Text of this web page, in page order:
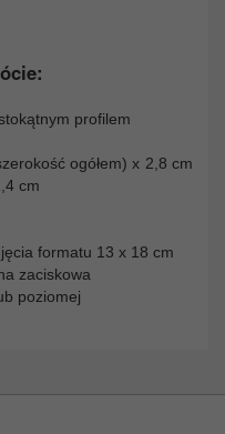
profilem
ogółem) x 2,8 cm
cm
formatu 13 x 18 cm
zaciskowa
poziomej